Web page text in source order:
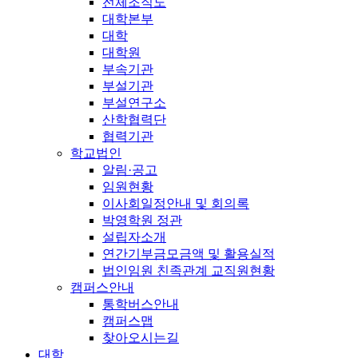
대학본부
대학
대학원
부속기관
부설기관
부설연구소
산학협력단
협력기관
학교법인
알림·공고
임원현황
이사회일정안내 및 회의록
박영학원 정관
설립자소개
연간기부금모금액 및 활용실적
법인임원 친족관계 교직원현황
캠퍼스안내
통학버스안내
캠퍼스맵
찾아오시는길
대학